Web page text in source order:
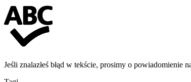
Jeśli znalazłeś błąd w tekście, prosimy o